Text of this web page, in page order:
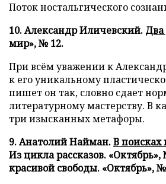
Поток ностальгического
10. Александр Иличевский. Два
мир», № 12.
При всём уважении к
к его уникальному
пишет он так, словно сдает
литературному мастерству. В
три изысканных метафоры.
9. Анатолий Найман.В поисках
Из цикла рассказов.
красивой свободы. «Октябрь»,